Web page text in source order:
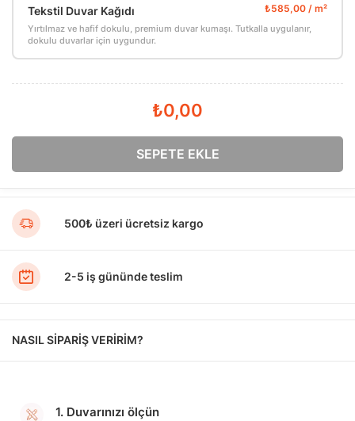
Tekstil Duvar Kağıdı
Yırtılmaz ve hafif dokulu, premium duvar kumaşı. Tutkalla uygulanır,
dokulu duvarlar için uygundur.
₺0,00
SEPETE EKLE
500₺ üzeri ücretsiz kargo
2-5 iş gününde teslim
NASIL SİPARİŞ VERİRİM?
1. Duvarınızı ölçün